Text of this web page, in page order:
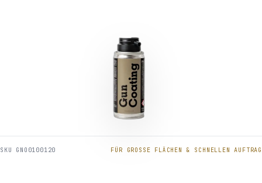
SKU GNO0100120 FÜR GROSSE FLÄCHEN & SCHNELLEN AUFTRAG